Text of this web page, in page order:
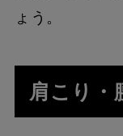
ょう。
肩こり・